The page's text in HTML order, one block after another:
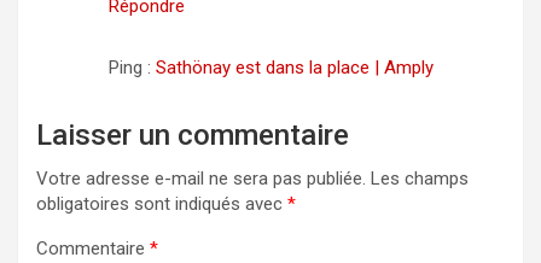
Répondre
Ping : Sathönay est dans la place | Amply
Laisser un commentaire
Votre adresse e-mail ne sera pas publiée. Les champs
obligatoires sont indiqués avec *
Commentaire *